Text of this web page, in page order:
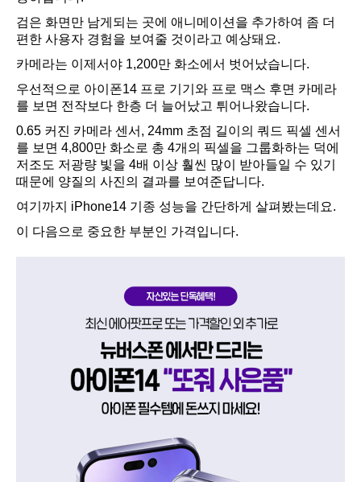
검은 화면만 남게되는 곳에 애니메이션을 추가하여 좀 더
편한 사용자 경험을 보여줄 것이라고 예상돼요.
카메라는 이제서야 1,200만 화소에서 벗어났습니다.
우선적으로 아이폰14 프로 기기와 프로 맥스 후면 카메라
를 보면 전작보다 한층 더 늘어났고 튀어나왔습니다.
0.65 커진 카메라 센서, 24mm 초점 길이의 쿼드 픽셀 센서
를 보면 4,800만 화소로 총 4개의 픽셀을 그룹화하는 덕에
저조도 저광량 빛을 4배 이상 훨씬 많이 받아들일 수 있기
때문에 양질의 사진의 결과를 보여준답니다.
여기까지 iPhone14 기종 성능을 간단하게 살펴봤는데요.
이 다음으로 중요한 부분인 가격입니다.